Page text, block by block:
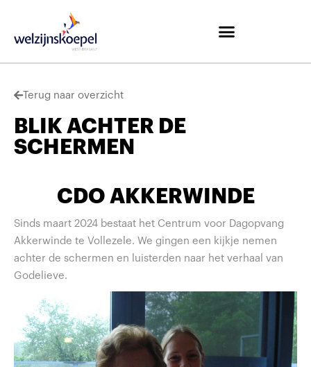
Terug naar overzicht
BLIK ACHTER DE
SCHERMEN
CDO AKKERWINDE
Sinds maart 2024 bestaat het Centrum voor Dagopvang
Akkerwinde te Vollezele. We gingen een kijkje nemen
achter de schermen en luisterden naar het verhaal van
Godelieve.